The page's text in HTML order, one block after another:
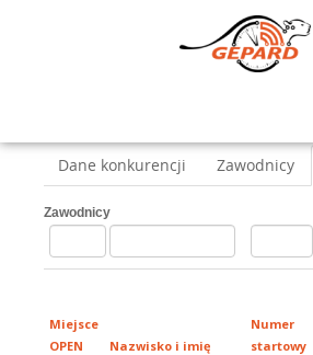
Dane konkurencji Zawodnicy
Zawodnicy
Miejsce
OPEN
Nazwisko i imię
Numer
startowy